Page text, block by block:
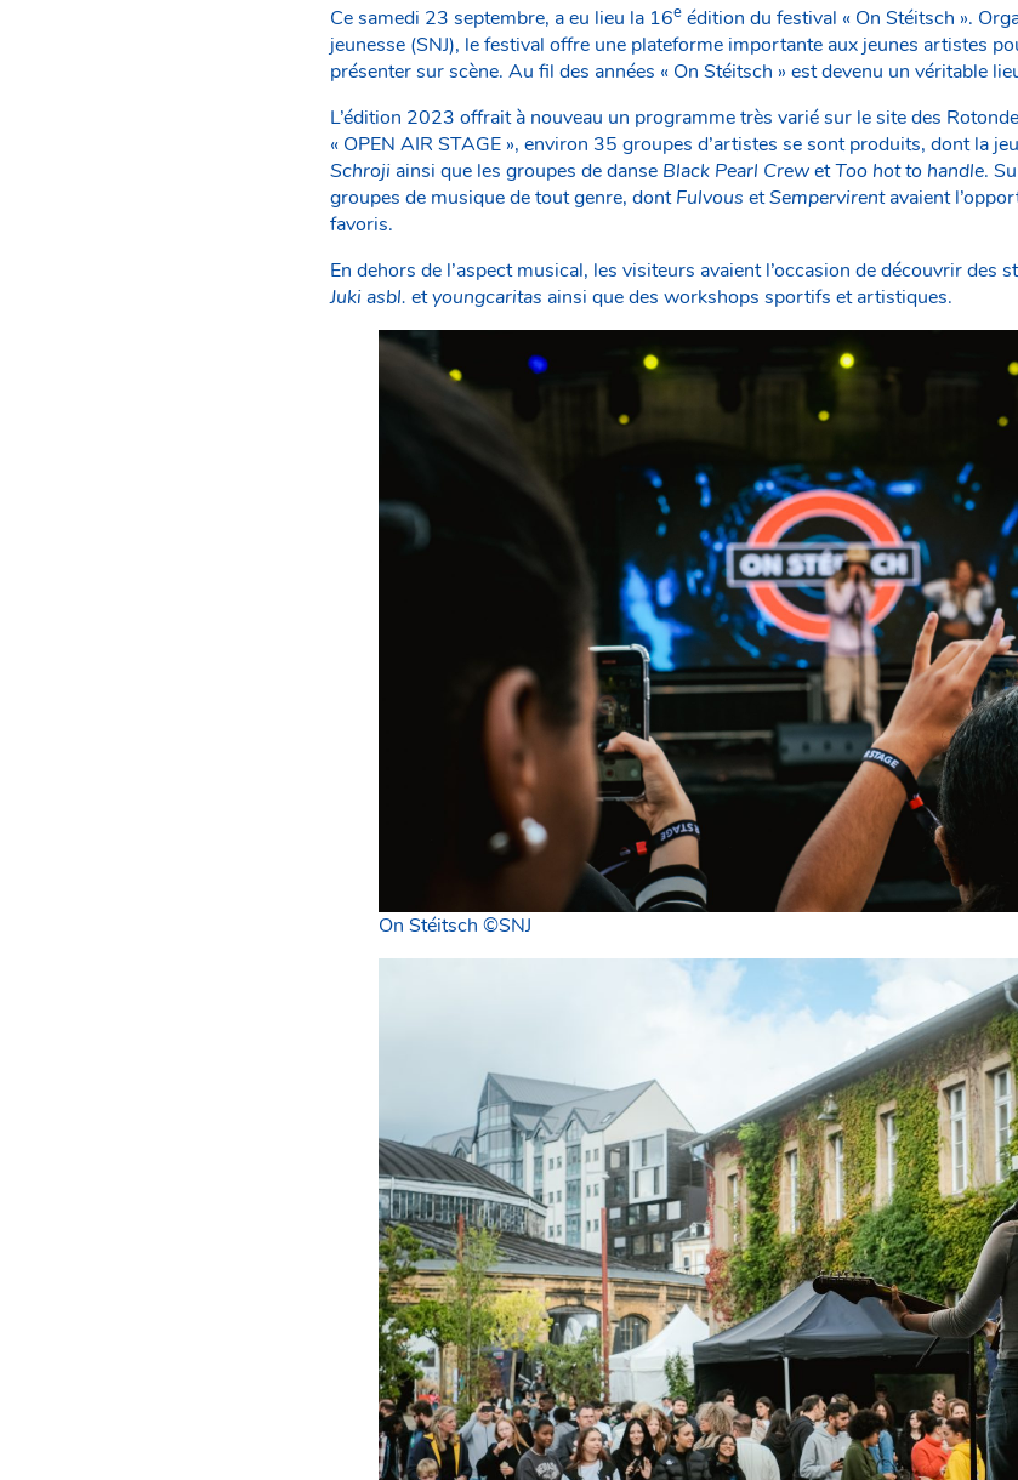
Ce samedi 23 septembre, a eu lieu la 16e édition du festival « On Stéitsch ».
jeunesse (SNJ), le festival offre une plateforme importante aux jeunes artistes
présenter sur scène. Au fil des années « On Stéitsch » est devenu un véritable
L’édition 2023 offrait à nouveau un programme très varié sur le site des
« OPEN AIR STAGE », environ 35 groupes d’artistes se sont produits, dont la
Schroji ainsi que les groupes de danse Black Pearl CrewetToo hot to handle.
groupes de musique de tout genre, dontFulvous etSempervirentavaient
favoris.
En dehors de l’aspect musical, les visiteurs avaient l’occasion de découvrir des
Juki asbl. etyoungcaritas ainsi que des workshops sportifs et artistiques.
On Stéitsch ©SNJ